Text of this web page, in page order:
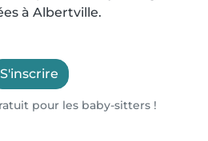
à Albertville.
S'inscrire
pour les baby-sitters !